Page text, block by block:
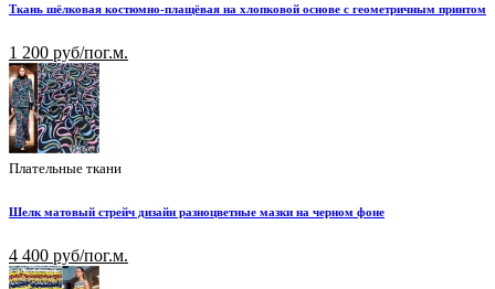
Ткань шёлковая костюмно-плащёвая на хлопковой основе с геометричным принтом
1 200 руб/пог.м.
Плательные ткани
Шелк матовый стрейч дизайн разноцветные мазки на черном фоне
4 400 руб/пог.м.